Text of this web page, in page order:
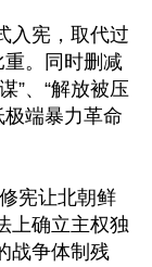
入宪，取代过
重。同时删减
”、“解放被压
端暴力革命
宪让北朝鲜
上确立主权独
战争体制残